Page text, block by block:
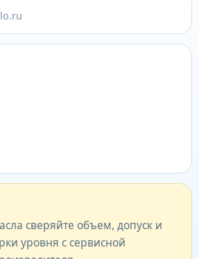
сверяйте объем, допуск и
уровня с сервисной